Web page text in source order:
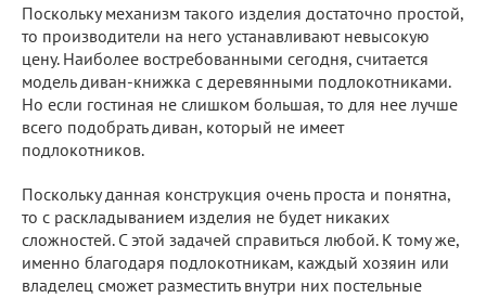
Поскольку механизм такого изделия достаточно простой,
то производители на него устанавливают невысокую
цену. Наиболее востребованными сегодня, считается
модель диван-книжка с деревянными подлокотниками.
Но если гостиная не слишком большая, то для нее лучше
всего подобрать диван, который не имеет
подлокотников.
Поскольку данная конструкция очень проста и понятна,
то с раскладыванием изделия не будет никаких
сложностей. С этой задачей справиться любой. К тому же,
именно благодаря подлокотникам, каждый хозяин или
владелец сможет разместить внутри них постельные